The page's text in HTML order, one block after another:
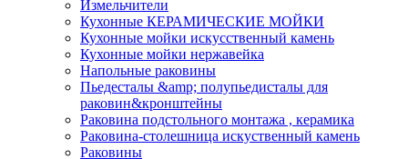
Измельчители
Кухонные КЕРАМИЧЕСКИЕ МОЙКИ
Кухонные мойки искусственный камень
Кухонные мойки нержавейка
Напольные раковины
Пьедесталы &amp; полупьедисталы для
раковин&кронштейны
Раковина подстольного монтажа , керамика
Раковина-столешница искуственный камень
Раковины